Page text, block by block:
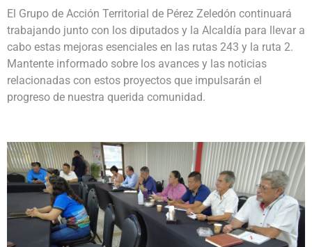
El Grupo de Acción Territorial de Pérez Zeledón continuará
trabajando junto con los diputados y la Alcaldía para llevar a
cabo estas mejoras esenciales en las rutas 243 y la ruta 2.
Mantente informado sobre los avances y las noticias
relacionadas con estos proyectos que impulsarán el
progreso de nuestra querida comunidad.